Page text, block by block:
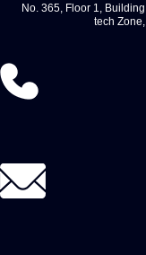
No. 365, Floor 1,
tech